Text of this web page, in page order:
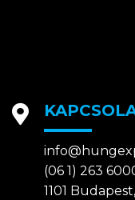
(06 1) 263
1101